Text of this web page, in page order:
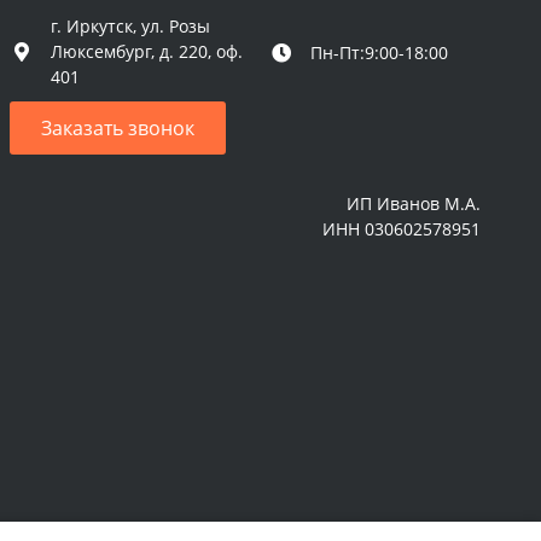
г. Иркутск, ул. Розы
Люксембург, д. 220, оф.
401
Пн-Пт:9:00-18:00
Заказать звонок
ИП Иванов М.А.
ИНН 030602578951